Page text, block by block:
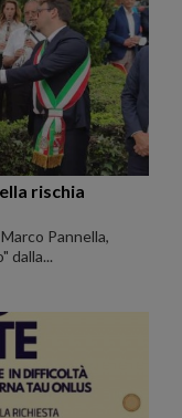
rischia
Pannella,
dalla...